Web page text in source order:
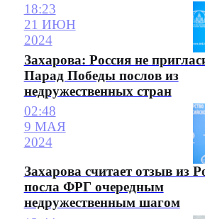
18:23
21 ИЮН
2024
Захарова: Россия не
Парад Победы послов из
недружественных стран
02:48
9 МАЯ
2024
Захарова считает отзыв из
посла ФРГ очередным
недружественным шагом